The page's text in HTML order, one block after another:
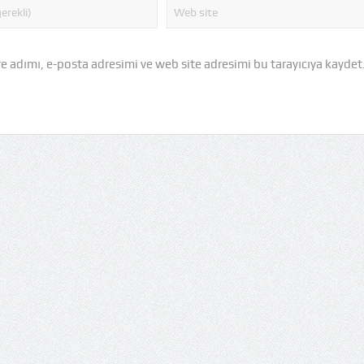
e-posta adresimi ve web site adresimi bu tarayıcıya